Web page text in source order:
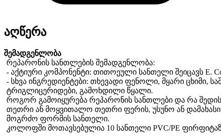
აღწერა
შემადგენლობა
რეპარონის სანთლების შემადგენლობა:
- აქტიური კომპონენტი: თითოეული სანთელი შეიცავს E.
- სხვა ინგრედიენტები: თხევადი ფენოლი, მყარი ცხიმი,
ტრიგლიცერიდები, გამოხდილი წყალი.
როგორ გამოიყურება რეპარონის სანთლები და რა
თეთრი ან მოყვითალო თეთრი ფერის, უსუნო ან
მოგრძო ფორმის სანთელი.
კოლოფში მოთავსებულია 10 სანთელი PVC/PE